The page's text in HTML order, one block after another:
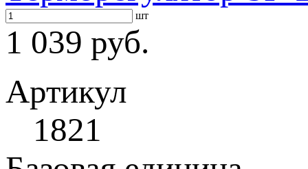
шт
1 039 руб.
Артикул
1821